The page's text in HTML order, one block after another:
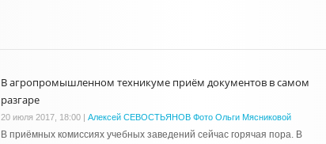
В агропромышленном техникуме приём документов в самом
разгаре
20 июля 2017, 18:00 | Алексей СЕВОСТЬЯНОВ Фото Ольги Мясниковой
В приёмных комиссиях учебных заведений сейчас горячая пора. В